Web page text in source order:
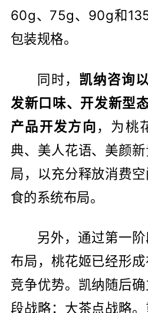
60g、75g、90g和
包装规格。
同时， 凯纳咨询
发新口味、开发新型
产品开发方向，为桃
典、美人花语、美颜
局，以充分释放消费
食的系统布局。
另外，通过第一
布局，桃花姬已经形
竞争优势。凯纳随后
段战略：大茶点战略